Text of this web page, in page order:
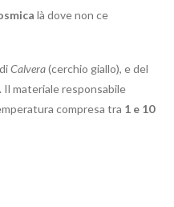
là dove non ce
Calvera(cerchio giallo), e del
Il materiale responsabile
compresa tra 1 e 10